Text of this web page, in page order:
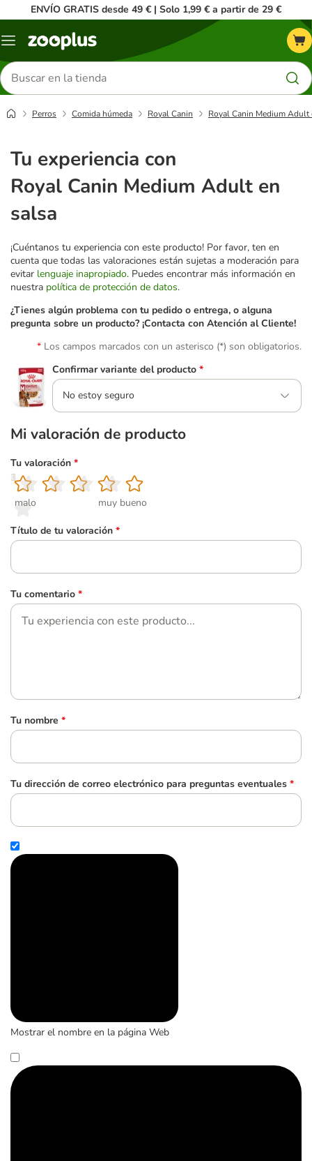
ENVÍO GRATIS desde 49 € | Solo 1,99 € a partir de 29 €
Menú
Buscar
productos
Perros Comida húmeda Royal Canin Royal Canin Medium Adult
Tu experiencia con
Royal Canin Medium Adult en
salsa
¡Cuéntanos tu experiencia con este producto! Por favor, ten en
cuenta que todas las valoraciones están sujetas a moderación para
evitar lenguaje inapropiado. Puedes encontrar más información en
nuestra política de protección de datos.
¿Tienes algún problema con tu pedido o entrega, o alguna
pregunta sobre un producto? ¡Contacta con Atención al Cliente!
Los campos marcados con un asterisco (*) son obligatorios.
Confirmar variante del producto *
No estoy seguro
Mi valoración de producto
Tu valoración *
1
malo
2
3
4
5
muy bueno
Título de tu valoración *
Tu comentario *
Tu nombre *
Tu dirección de correo electrónico para preguntas eventuales *
Mostrar el nombre en la página Web